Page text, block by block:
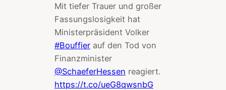
Mit tiefer Trauer und großer
Fassungslosigkeit hat
Ministerpräsident Volker
#Bouffier auf den Tod von
Finanzminister
@SchaeferHessen reagiert.
https://t.co/ueG8qwsnbG